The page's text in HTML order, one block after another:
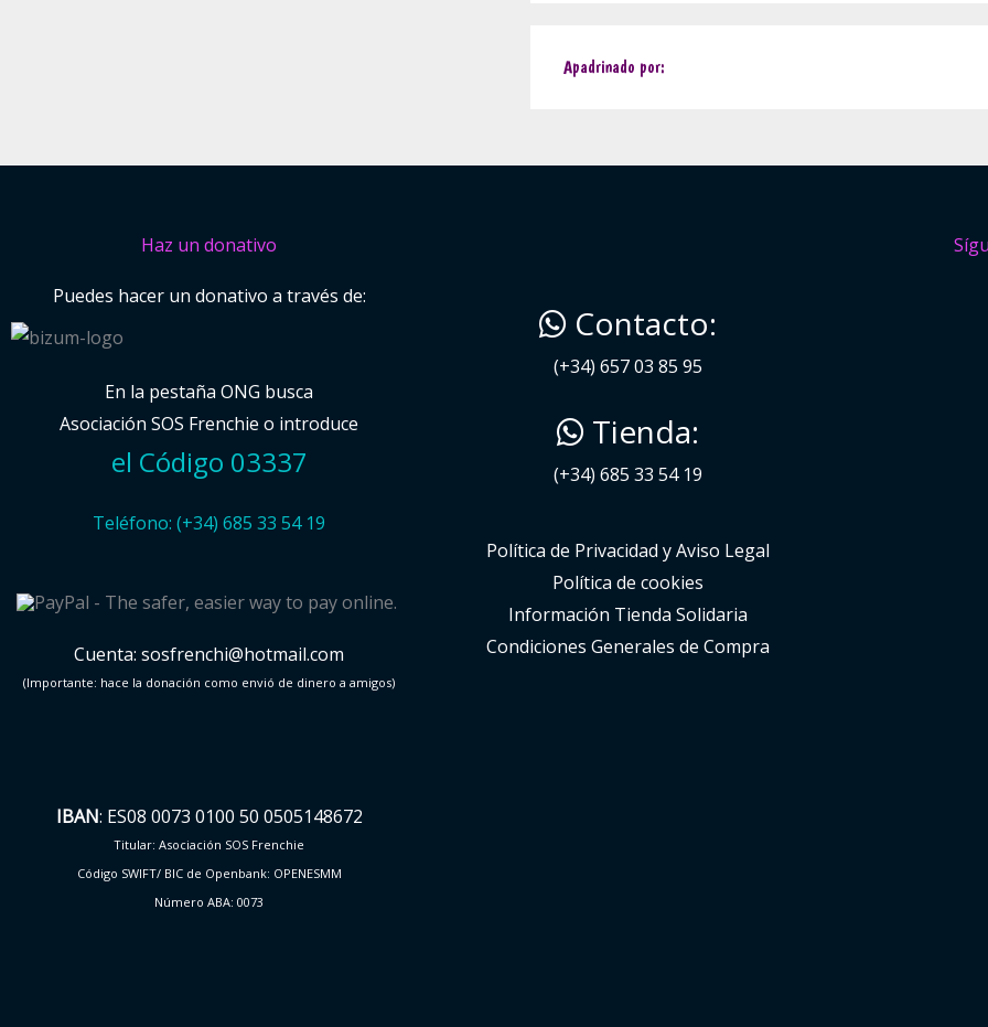
Apadrinado por:
Haz un donativo
Puedes hacer un donativo a través de:
En la pestaña ONG busca
Asociación SOS Frenchie o introduce
el Código 03337
Teléfono: (+34) 685 33 54 19
Cuenta: sosfrenchi@hotmail.com
(Importante: hace la donación como envió de dinero a amigos)
IBAN: ES08 0073 0100 50 0505148672
Titular: Asociación SOS Frenchie
Código SWIFT/ BIC de Openbank: OPENESMM
Número ABA: 0073
Contacto:
(+34) 657 03 85 95
Tienda:
(+34) 685 33 54 19
Política de Privacidad y Aviso Legal
Política de cookies
Información Tienda Solidaria
Condiciones Generales de Compra